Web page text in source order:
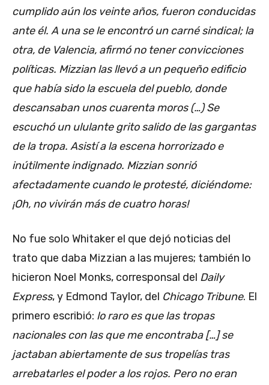
cumplido aún los veinte años, fueron conducidas
ante él. A una se le encontró un carné sindical; la
otra, de Valencia, afirmó no tener convicciones
políticas. Mizzian las llevó a un pequeño edificio
que había sido la escuela del pueblo, donde
descansaban unos cuarenta moros (…) Se
escuchó un ululante grito salido de las gargantas
de la tropa. Asistí a la escena horrorizado e
inútilmente indignado. Mizzian sonrió
afectadamente cuando le protesté, diciéndome:
¡Oh, no vivirán más de cuatro horas!
No fue solo Whitaker el que dejó noticias del
trato que daba Mizzian a las mujeres; también lo
hicieron Noel Monks, corresponsal del Daily
Express, y Edmond Taylor, del Chicago Tribune. El
primero escribió: lo raro es que las tropas
nacionales con las que me encontraba […] se
jactaban abiertamente de sus tropelías tras
arrebatarles el poder a los rojos. Pero no eran